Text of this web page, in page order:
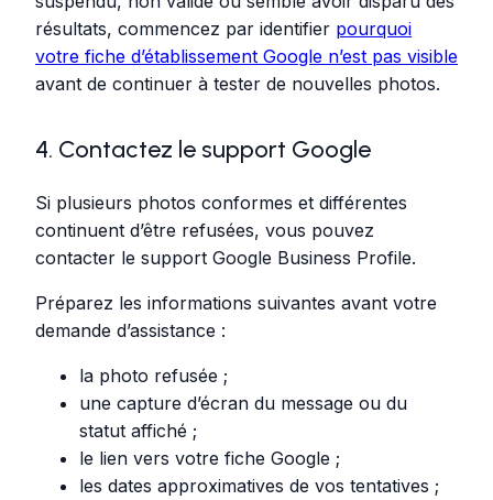
résultats, commencez par identifier pourquoi
votre fiche d’établissement Google n’est pas visible
avant de continuer à tester de nouvelles photos.
4. Contactez le support Google
Si plusieurs photos conformes et différentes
continuent d’être refusées, vous pouvez
contacter le support Google Business Profile.
Préparez les informations suivantes avant votre
demande d’assistance :
la photo refusée ;
une capture d’écran du message ou du
statut affiché ;
le lien vers votre fiche Google ;
les dates approximatives de vos tentatives ;